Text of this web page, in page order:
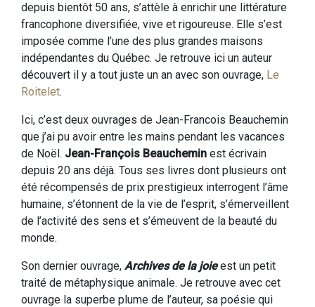
depuis bientôt 50 ans, s’attèle à enrichir une littérature
francophone diversifiée, vive et rigoureuse. Elle s’est
imposée comme l’une des plus grandes maisons
indépendantes du Québec. Je retrouve ici un auteur
découvert il y a tout juste un an avec son ouvrage, Le
Roitelet.
Ici, c’est deux ouvrages de Jean-Francois Beauchemin
que j’ai pu avoir entre les mains pendant les vacances
de Noël. Jean-François Beauchemin est écrivain
depuis 20 ans déjà. Tous ses livres dont plusieurs ont
été récompensés de prix prestigieux interrogent l’âme
humaine, s’étonnent de la vie de l’esprit, s’émerveillent
de l’activité des sens et s’émeuvent de la beauté du
monde.
Son dernier ouvrage, Archives de la joieest un petit
traité de métaphysique animale. Je retrouve avec cet
ouvrage la superbe plume de l’auteur, sa poésie qui